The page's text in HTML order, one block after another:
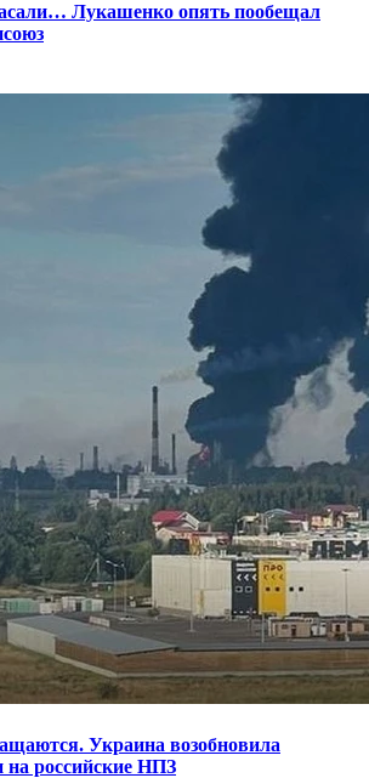
Лукашенко опять пообещал
Украина возобновила
российские НПЗ